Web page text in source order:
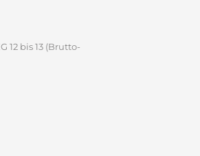
12 bis 13 (Brutto-